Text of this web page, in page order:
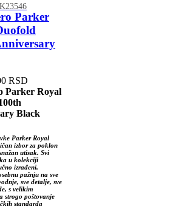
Parker
RSD
Parker Royal
Black
Parker Royal
izbor za poklon
utisak. Svi
u kolekciji
izrađeni,
pažnju na sve
sve detalje, sve
s velikim
strogo poštovanje
standarda